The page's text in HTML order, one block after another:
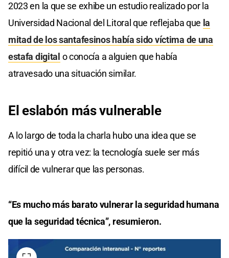
2023 en la que se exhibe un estudio realizado por la
Universidad Nacional del Litoral que reflejaba que la
mitad de los santafesinos había sido víctima de una
estafa digital o conocía a alguien que había
atravesado una situación similar.
El eslabón más vulnerable
A lo largo de toda la charla hubo una idea que se
repitió una y otra vez: la tecnología suele ser más
difícil de vulnerar que las personas.
“Es mucho más barato vulnerar la seguridad humana
que la seguridad técnica”, resumieron.